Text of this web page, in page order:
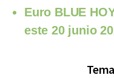
Euro BLUE
este 20 junio